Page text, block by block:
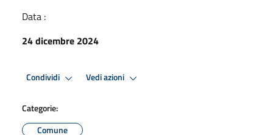
Data :
24 dicembre 2024
Condividi Vedi azioni
Categorie:
Comune